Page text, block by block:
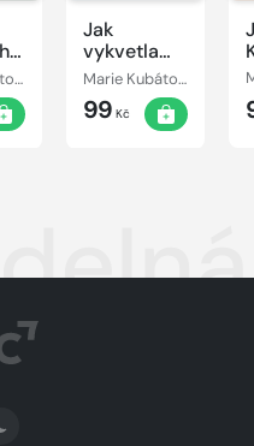
Marie Kubátová
Jak
vykvetla
vodní růže Marie Kubátová
99 Kč
SVĚTLÝ/TMAVÝ REŽIM